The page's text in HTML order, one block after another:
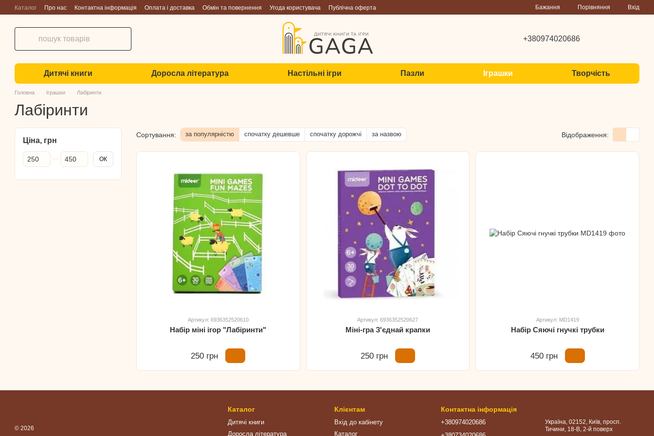
Перейти до основного контенту
Каталог Про нас Контактна інформація Оплата і доставка Обмін та повернення Угода користувача Публічна оферта Бажання Порівняння Вхід
+380974020686
Дитячі книги Доросла література Настільні ігри Пазли Іграшки Творчість
Головна Іграшки Лабіринти
Лабіринти
Сортування: за популярністю спочатку дешевше спочатку дорожчі за назвою Відображення:
Артикул: 6936352520610
Набір міні ігор "Лабіринти"
250 грн
Артикул: 6936352520627
Міні-гра З'єднай крапки
250 грн
Артикул: MD1419
Набір Сяючі гнучкі трубки
450 грн
Ціна, грн
Від Ціна, грн
До Ціна, грн ОК
© 2026
Каталог
Дитячі книги
Доросла література
Клієнтам
Вхід до кабінету
Каталог
Контактна інформація
+380974020686
Україна, 02152, Київ, просп.
Тичини, 18-В, 2-й поверх